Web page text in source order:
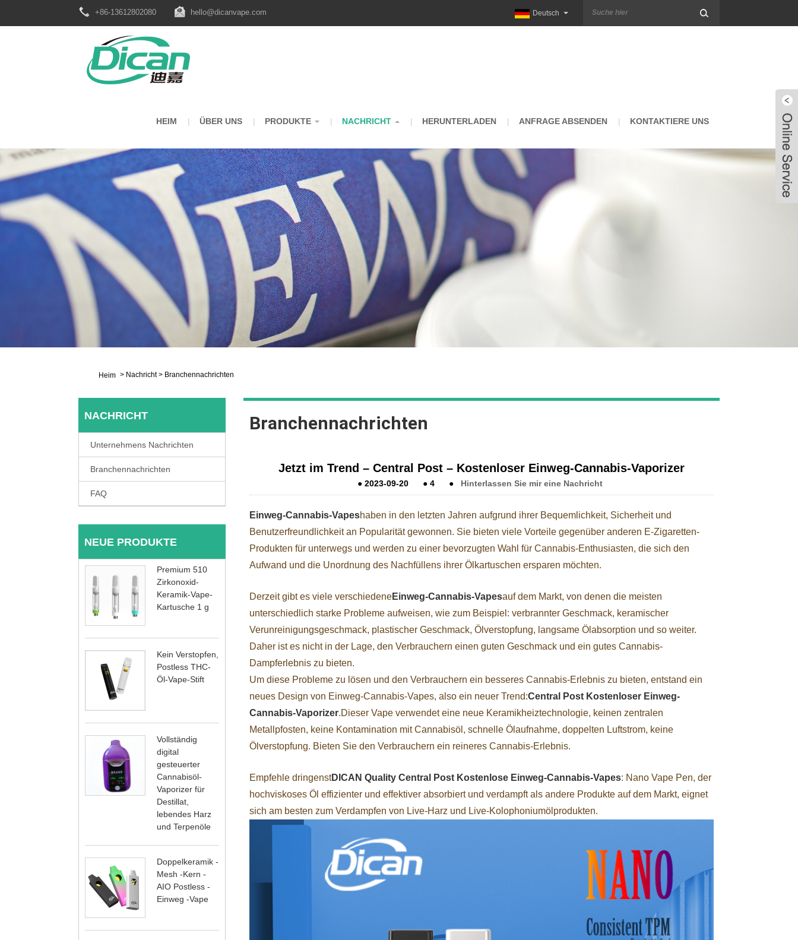
+86-13612802080 hello@dicanvape.com Deutsch
HEIM ÜBER UNS PRODUKTE NACHRICHT HERUNTERLADEN ANFRAGE ABSENDEN KONTAKTIERE UNS
Heim > Nachricht > Branchennachrichten
NACHRICHT
Unternehmens Nachrichten
Branchennachrichten
FAQ
NEUE PRODUKTE
Premium 510
Zirkonoxid-
Keramik-Vape-
Kartusche 1 g
Kein Verstopfen,
Postless THC-
Öl-Vape-Stift
Vollständig
digital
gesteuerter
Cannabisöl-
Vaporizer für
Destillat,
lebendes Harz
und Terpenöle
Doppelkeramik -
Mesh -Kern -
AIO Postless -
Einweg -Vape
Branchennachrichten
Jetzt im Trend – Central Post – Kostenloser Einweg-Cannabis-Vaporizer
●2023-09-20 ●4 ● Hinterlassen Sie mir eine Nachricht
Einweg-Cannabis-Vapeshaben in den letzten Jahren aufgrund ihrer Bequemlichkeit, Sicherheit und
Benutzerfreundlichkeit an Popularität gewonnen. Sie bieten viele Vorteile gegenüber anderen E-Zigaretten-
Produkten für unterwegs und werden zu einer bevorzugten Wahl für Cannabis-Enthusiasten, die sich den
Aufwand und die Unordnung des Nachfüllens ihrer Ölkartuschen ersparen möchten.
Derzeit gibt es viele verschiedeneEinweg-Cannabis-Vapesauf dem Markt, von denen die meisten
unterschiedlich starke Probleme aufweisen, wie zum Beispiel: verbrannter Geschmack, keramischer
Verunreinigungsgeschmack, plastischer Geschmack, Ölverstopfung, langsame Ölabsorption und so weiter.
Daher ist es nicht in der Lage, den Verbrauchern einen guten Geschmack und ein gutes Cannabis-
Dampferlebnis zu bieten.
Um diese Probleme zu lösen und den Verbrauchern ein besseres Cannabis-Erlebnis zu bieten, entstand ein
neues Design von Einweg-Cannabis-Vapes, also ein neuer Trend:Central Post Kostenloser Einweg-
Cannabis-Vaporizer.Dieser Vape verwendet eine neue Keramikheiztechnologie, keinen zentralen
Metallpfosten, keine Kontamination mit Cannabisöl, schnelle Ölaufnahme, doppelten Luftstrom, keine
Ölverstopfung. Bieten Sie den Verbrauchern ein reineres Cannabis-Erlebnis.
Empfehle dringenstDICAN Quality Central Post Kostenlose Einweg-Cannabis-Vapes: Nano Vape Pen, der
hochviskoses Öl effizienter und effektiver absorbiert und verdampft als andere Produkte auf dem Markt, eignet
sich am besten zum Verdampfen von Live-Harz und Live-Kolophoniumölprodukten.